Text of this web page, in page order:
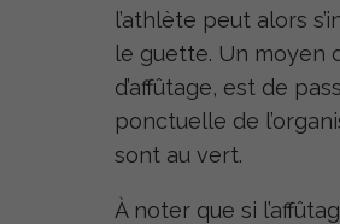
l’athlète peut alors
le guette. Un moyen
d’affûtage, est de
ponctuelle de
sont au vert.
À noter que si